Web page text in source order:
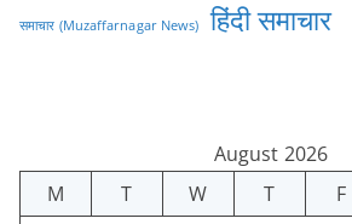
समाचार (Muzaffarnagar News) हिंदी समाचार
August 2026
M
T W T F